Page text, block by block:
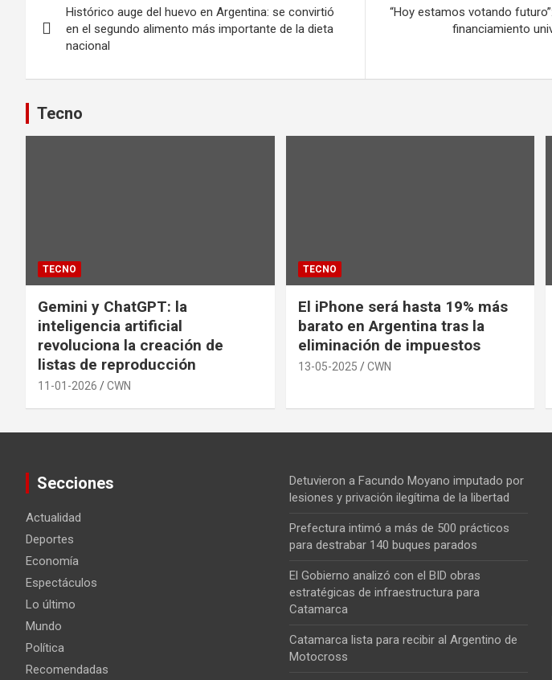
de
Histórico auge del huevo en Argentina: se convirtió
en el segundo alimento más importante de la dieta
nacional
“Hoy estamos votando
financiamiento
Tecno
TECNO
Gemini y ChatGPT: la
inteligencia artificial
revoluciona la creación de
listas de reproducción
11-01-2026 CWN
TECNO
El iPhone será hasta 19% más
barato en Argentina tras la
eliminación de impuestos
13-05-2025 CWN
Secciones
Actualidad
Deportes
Economía
Espectáculos
Lo último
Mundo
Política
Recomendadas
Detuvieron a Facundo Moyano imputado por
lesiones y privación ilegítima de la libertad
Prefectura intimó a más de 500 prácticos
para destrabar 140 buques parados
El Gobierno analizó con el BID obras
estratégicas de infraestructura para
Catamarca
Catamarca lista para recibir al Argentino de
Motocross